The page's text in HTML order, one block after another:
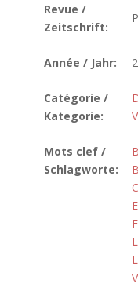
Revue /
Zeitschrift:
Année / Jahr:
Catégorie /
Kategorie:
Mots clef /
Schlagworte: